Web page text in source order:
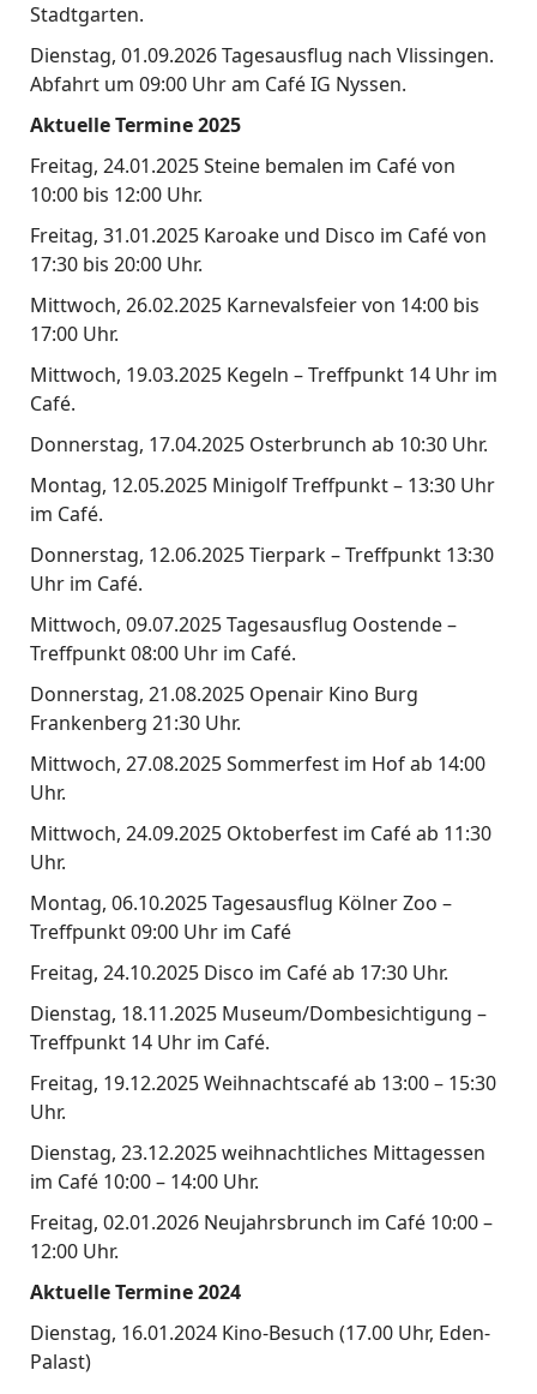
Stadtgarten.
Dienstag, 01.09.2026 Tagesausflug nach Vlissingen.
Abfahrt um 09:00 Uhr am Café IG Nyssen.
Aktuelle Termine 2025
Freitag, 24.01.2025 Steine bemalen im Café von
10:00 bis 12:00 Uhr.
Freitag, 31.01.2025 Karoake und Disco im Café von
17:30 bis 20:00 Uhr.
Mittwoch, 26.02.2025 Karnevalsfeier von 14:00 bis
17:00 Uhr.
Mittwoch, 19.03.2025 Kegeln – Treffpunkt 14 Uhr im
Café.
Donnerstag, 17.04.2025 Osterbrunch ab 10:30 Uhr.
Montag, 12.05.2025 Minigolf Treffpunkt – 13:30 Uhr
im Café.
Donnerstag, 12.06.2025 Tierpark – Treffpunkt 13:30
Uhr im Café.
Mittwoch, 09.07.2025 Tagesausflug Oostende –
Treffpunkt 08:00 Uhr im Café.
Donnerstag, 21.08.2025 Openair Kino Burg
Frankenberg 21:30 Uhr.
Mittwoch, 27.08.2025 Sommerfest im Hof ab 14:00
Uhr.
Mittwoch, 24.09.2025 Oktoberfest im Café ab 11:30
Uhr.
Montag, 06.10.2025 Tagesausflug Kölner Zoo –
Treffpunkt 09:00 Uhr im Café
Freitag, 24.10.2025 Disco im Café ab 17:30 Uhr.
Dienstag, 18.11.2025 Museum/Dombesichtigung –
Treffpunkt 14 Uhr im Café.
Freitag, 19.12.2025 Weihnachtscafé ab 13:00 – 15:30
Uhr.
Dienstag, 23.12.2025 weihnachtliches Mittagessen
im Café 10:00 – 14:00 Uhr.
Freitag, 02.01.2026 Neujahrsbrunch im Café 10:00 –
12:00 Uhr.
Aktuelle Termine 2024
Dienstag, 16.01.2024 Kino-Besuch (17.00 Uhr, Eden-
Palast)